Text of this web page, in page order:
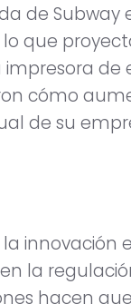
de Subway
que
de
cómo
de su
innovación
la
hacen